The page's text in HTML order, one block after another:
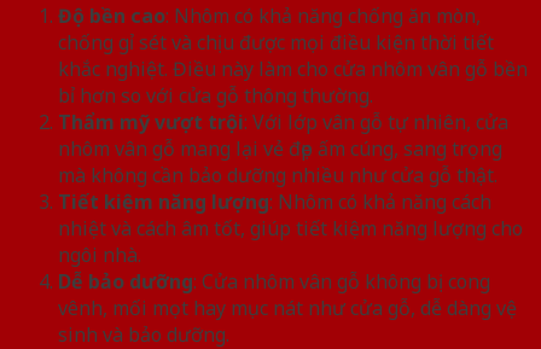
Độ bền cao: Nhôm có khả năng chống ăn mòn,
chống gỉ sét và chịu được mọi điều kiện thời tiết
khắc nghiệt. Điều này làm cho cửa nhôm vân gỗ bền
bỉ hơn so với cửa gỗ thông thường.
Thẩm mỹ vượt trội: Với lớp vân gỗ tự nhiên, cửa
nhôm vân gỗ mang lại vẻ đẹp ấm cúng, sang trọng
mà không cần bảo dưỡng nhiều như cửa gỗ thật.
Tiết kiệm năng lượng: Nhôm có khả năng cách
nhiệt và cách âm tốt, giúp tiết kiệm năng lượng cho
ngôi nhà.
Dễ bảo dưỡng: Cửa nhôm vân gỗ không bị cong
vênh, mối mọt hay mục nát như cửa gỗ, dễ dàng vệ
sinh và bảo dưỡng.